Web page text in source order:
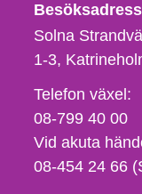
Besöksadress
Solna
1-3
Telefon,
fax
och
e-
Telefon växel:
08-799 40 00
Vid akuta
08-454 24 66